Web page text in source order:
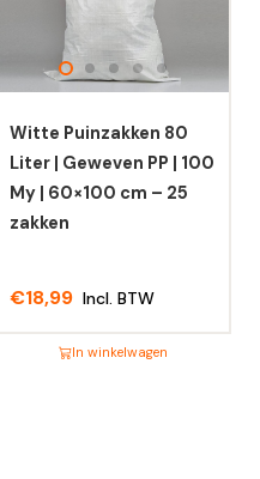
Witte Puinzakken 80
Liter | Geweven PP | 100
My | 60×100 cm – 25
zakken
€18,99 Incl. BTW
In winkelwagen